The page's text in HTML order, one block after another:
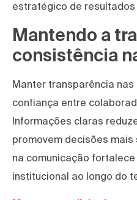
estratégico de resultados
Mantendo a
consistência
Manter transparência
confiança entre
Informações claras
promovem decisões
na comunicação
institucional ao longo do